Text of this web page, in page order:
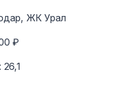
ЖК Урал
₽
: 26,1